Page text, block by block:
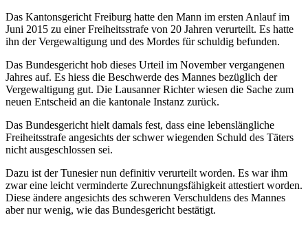
Das Kantonsgericht Freiburg hatte den Mann im ersten Anlauf im
Juni 2015 zu einer Freiheitsstrafe von 20 Jahren verurteilt. Es hatte
ihn der Vergewaltigung und des Mordes für schuldig befunden.
Das Bundesgericht hob dieses Urteil im November vergangenen
Jahres auf. Es hiess die Beschwerde des Mannes bezüglich der
Vergewaltigung gut. Die Lausanner Richter wiesen die Sache zum
neuen Entscheid an die kantonale Instanz zurück.
Das Bundesgericht hielt damals fest, dass eine lebenslängliche
Freiheitsstrafe angesichts der schwer wiegenden Schuld des Täters
nicht ausgeschlossen sei.
Dazu ist der Tunesier nun definitiv verurteilt worden. Es war ihm
zwar eine leicht verminderte Zurechnungsfähigkeit attestiert worden.
Diese ändere angesichts des schweren Verschuldens des Mannes
aber nur wenig, wie das Bundesgericht bestätigt.